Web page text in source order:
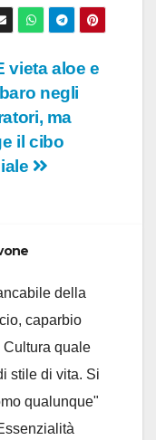
vieta aloe e
negli
ma
il cibo
della
caparbio
quale
stile di vita. Si
qualunque"